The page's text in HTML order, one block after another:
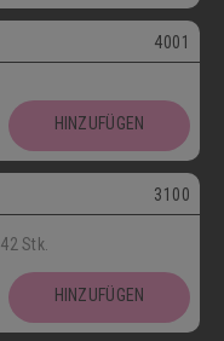
4001
HINZUFÜGEN
3100
42 Stk.
HINZUFÜGEN